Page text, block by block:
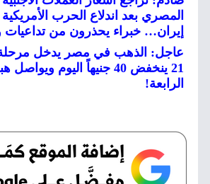
المصري بعد اندلاع الحرب
إيران… خبراء يحذرون من تداعيات
عاجل: الذهب في مصر يدخل مرحلة
21 ينخفض 40 جنيهاً اليوم
الرابعة!